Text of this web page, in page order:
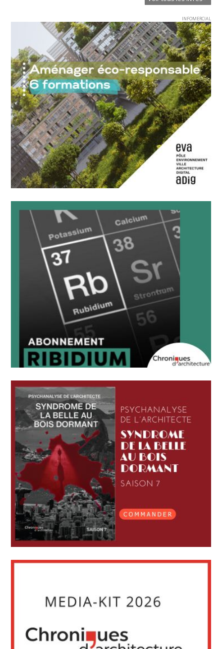
INFOMERCIAL